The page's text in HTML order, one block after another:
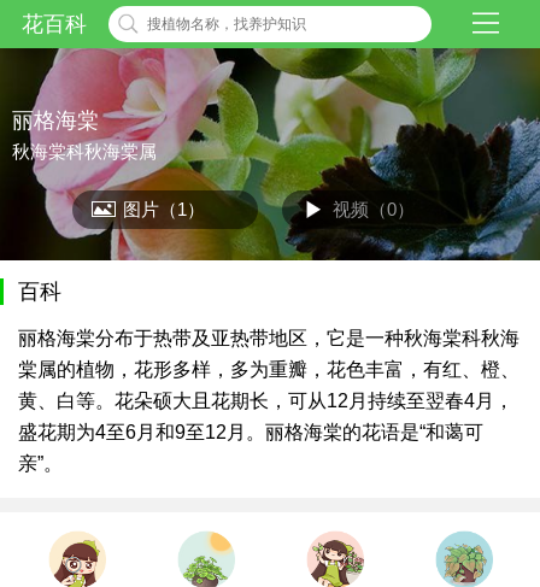
花百科
丽格海棠
秋海棠科秋海棠属
图片（1） 视频（0）
百科
丽格海棠分布于热带及亚热带地区，它是一种秋海棠科秋海
棠属的植物，花形多样，多为重瓣，花色丰富，有红、橙、
黄、白等。花朵硕大且花期长，可从12月持续至翌春4月，
盛花期为4至6月和9至12月。丽格海棠的花语是“和蔼可
亲”。